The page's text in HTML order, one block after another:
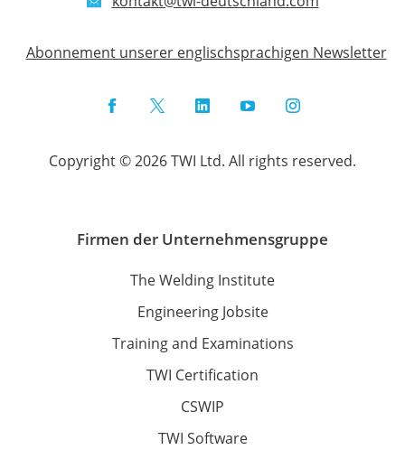
Abonnement unserer englischsprachigen Newsletter
FacebookTwitterLinkedInYouTubeInstagram
Copyright © 2026 TWI Ltd. All rights reserved.
Firmen der Unternehmensgruppe
The Welding Institute
Engineering Jobsite
Training and Examinations
TWI Certification
CSWIP
TWI Software